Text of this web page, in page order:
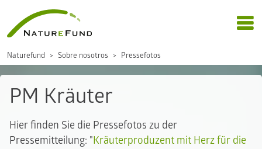
Naturefund Sobre nosotros Pressefotos
PM Kräuter
Hier finden Sie die Pressefotos zu der
Pressemitteilung: "Kräuterproduzent mit Herz für die